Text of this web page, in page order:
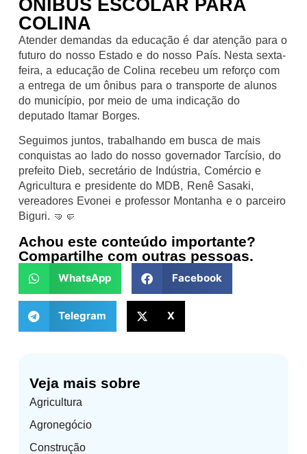
Veja mais sobre
Agricultura
Agronegócio
Construção
ÔNIBUS ESCOLAR PARA
COLINA
Atender demandas da educação é dar atenção para o
futuro do nosso Estado e do nosso País. Nesta sexta-
feira, a educação de Colina recebeu um reforço com
a entrega de um ônibus para o transporte de alunos
do município, por meio de uma indicação do
deputado Itamar Borges.
Seguimos juntos, trabalhando em busca de mais
conquistas ao lado do nosso governador Tarcísio, do
prefeito Dieb, secretário de Indústria, Comércio e
Agricultura e presidente do MDB, Renê Sasaki,
vereadores Evonei e professor Montanha e o parceiro
Biguri. 🤜🤛
Achou este conteúdo importante?
Compartilhe com outras pessoas.
WhatsApp Facebook
Telegram X